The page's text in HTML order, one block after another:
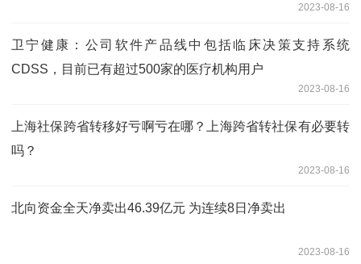
2023-08-16
卫宁健康：公司软件产品线中包括临床决策支持系统
CDSS，目前已有超过500家的医疗机构用户
2023-08-16
上海社保跨省转移好亏啊亏在哪？上海跨省转社保有必要转
吗？
2023-08-16
北向资金全天净卖出46.39亿元 为连续8日净卖出
2023-08-16